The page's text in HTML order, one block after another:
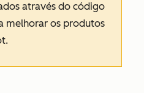
através do código
melhorar os produtos